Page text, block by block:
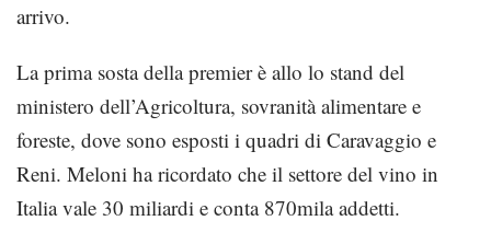
arrivo.
La prima sosta della premier è allo lo stand del
ministero dell’Agricoltura, sovranità alimentare e
foreste, dove sono esposti i quadri di Caravaggio e
Reni. Meloni ha ricordato che il settore del vino in
Italia vale 30 miliardi e conta 870mila addetti.